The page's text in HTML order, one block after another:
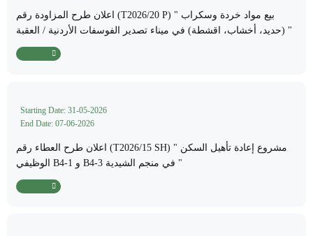
اعلان طرح المزاودة رقم (T2026/20 P) " بيع مواد خردة وسكراب
(حديد، أخشاب، اقشطة) في ميناء تصدير الفوسفات الأردنية / العقبة "
Read More
Starting Date: 31-05-2026
End Date: 07-06-2026
اعلان طرح العطاء رقم (T2026/15 SH) " مشروع إعادة تأهيل السكن
الوظيفي B4-1 و B4-3 في منجم الشيدية "
Read More